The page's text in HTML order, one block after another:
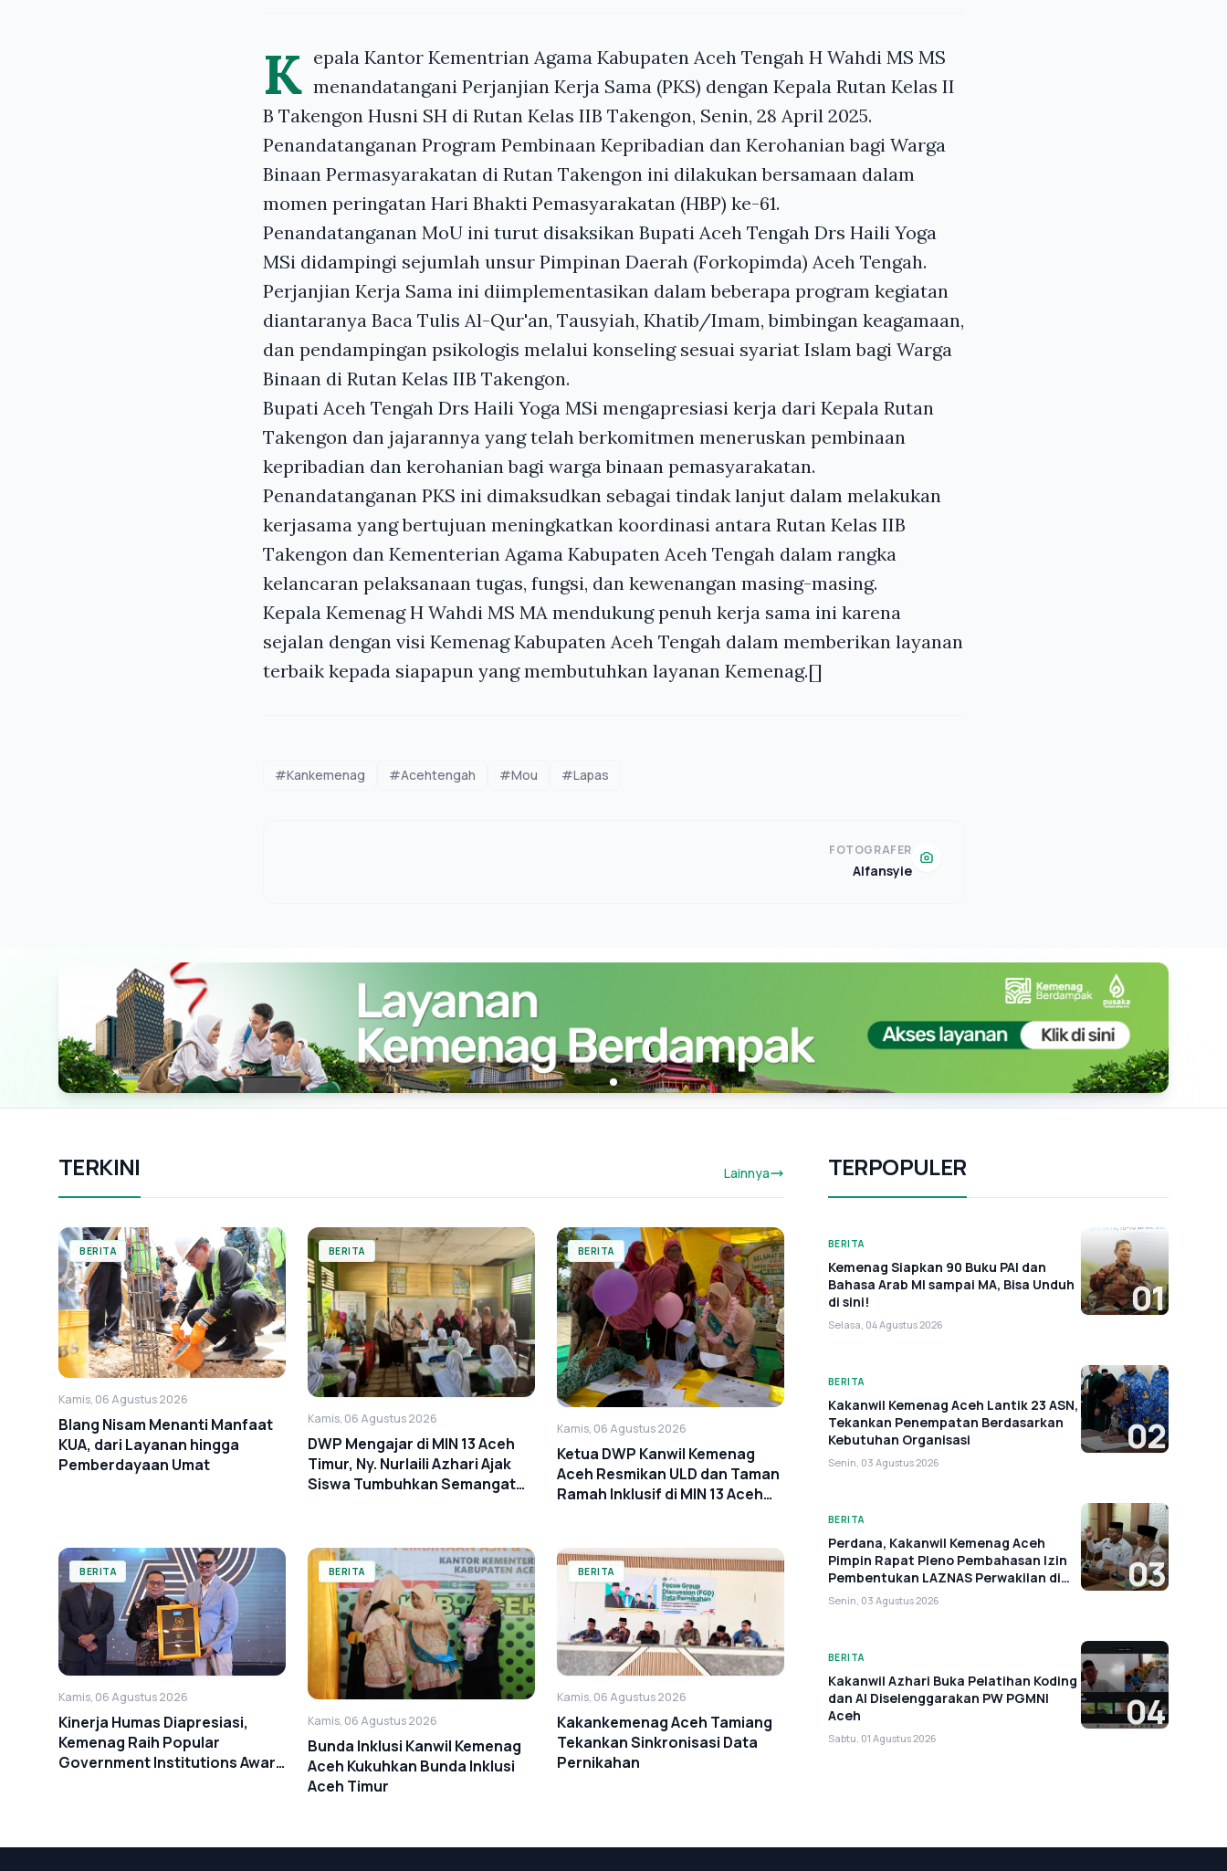
K epala Kantor Kementrian Agama Kabupaten Aceh Tengah H Wahdi MS MS
menandatangani Perjanjian Kerja Sama (PKS) dengan Kepala Rutan Kelas II
B Takengon Husni SH di Rutan Kelas IIB Takengon, Senin, 28 April 2025.
Penandatanganan Program Pembinaan Kepribadian dan Kerohanian bagi Warga
Binaan Permasyarakatan di Rutan Takengon ini dilakukan bersamaan dalam
momen peringatan Hari Bhakti Pemasyarakatan (HBP) ke-61.
Penandatanganan MoU ini turut disaksikan Bupati Aceh Tengah Drs Haili Yoga
MSi didampingi sejumlah unsur Pimpinan Daerah (Forkopimda) Aceh Tengah.
Perjanjian Kerja Sama ini diimplementasikan dalam beberapa program kegiatan
diantaranya Baca Tulis Al-Qur'an, Tausyiah, Khatib/Imam, bimbingan keagamaan,
dan pendampingan psikologis melalui konseling sesuai syariat Islam bagi Warga
Binaan di Rutan Kelas IIB Takengon.
Bupati Aceh Tengah Drs Haili Yoga MSi mengapresiasi kerja dari Kepala Rutan
Takengon dan jajarannya yang telah berkomitmen meneruskan pembinaan
kepribadian dan kerohanian bagi warga binaan pemasyarakatan.
Penandatanganan PKS ini dimaksudkan sebagai tindak lanjut dalam melakukan
kerjasama yang bertujuan meningkatkan koordinasi antara Rutan Kelas IIB
Takengon dan Kementerian Agama Kabupaten Aceh Tengah dalam rangka
kelancaran pelaksanaan tugas, fungsi, dan kewenangan masing-masing.
Kepala Kemenag H Wahdi MS MA mendukung penuh kerja sama ini karena
sejalan dengan visi Kemenag Kabupaten Aceh Tengah dalam memberikan layanan
terbaik kepada siapapun yang membutuhkan layanan Kemenag.[]
#Kankemenag #Acehtengah #Mou #Lapas
FOTOGRAFER
Alfansyie
TERKINI Lainnya
BERITA
Kamis, 06 Agustus 2026
Blang Nisam Menanti Manfaat
KUA, dari Layanan hingga
Pemberdayaan Umat
BERITA
Kamis, 06 Agustus 2026
DWP Mengajar di MIN 13 Aceh
Timur, Ny. Nurlaili Azhari Ajak
Siswa Tumbuhkan Semangat
BERITA
Kamis, 06 Agustus 2026
Ketua DWP Kanwil Kemenag
Aceh Resmikan ULD dan Taman
Ramah Inklusif di MIN 13 Aceh
BERITA
Kamis, 06 Agustus 2026
Kinerja Humas Diapresiasi,
Kemenag Raih Popular
Government Institutions Award
BERITA
Kamis, 06 Agustus 2026
Bunda Inklusi Kanwil Kemenag
Aceh Kukuhkan Bunda Inklusi
Aceh Timur
BERITA
Kamis, 06 Agustus 2026
Kakankemenag Aceh Tamiang
Tekankan Sinkronisasi Data
Pernikahan
TERPOPULER
BERITA
Kemenag Siapkan 90 Buku PAI dan
Bahasa Arab MI sampai MA, Bisa Unduh
di sini!
Selasa, 04 Agustus 2026
01
BERITA
Kakanwil Kemenag Aceh Lantik 23 ASN,
Tekankan Penempatan Berdasarkan
Kebutuhan Organisasi
Senin, 03 Agustus 2026
02
BERITA
Perdana, Kakanwil Kemenag Aceh
Pimpin Rapat Pleno Pembahasan Izin
Pembentukan LAZNAS Perwakilan di
Aceh
Senin, 03 Agustus 2026
03
BERITA
Kakanwil Azhari Buka Pelatihan Koding
dan AI Diselenggarakan PW PGMNI
Aceh
Sabtu, 01 Agustus 2026
04